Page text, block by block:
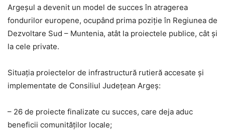
Argeșul a devenit un model de succes în atragerea
fondurilor europene, ocupând prima poziție în Regiunea de
Dezvoltare Sud – Muntenia, atât la proiectele publice, cât și
la cele private.
Situația proiectelor de infrastructură rutieră accesate și
implementate de Consiliul Județean Argeș:
– 26 de proiecte finalizate cu succes, care deja aduc
beneficii comunităților locale;